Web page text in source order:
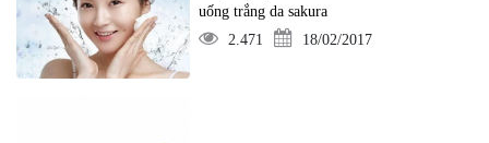
uống trắng da sakura
2.471
18/02/2017